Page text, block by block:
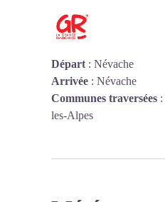
Départ : Névache
Arrivée : Névache
Communes traversées :
les-Alpes